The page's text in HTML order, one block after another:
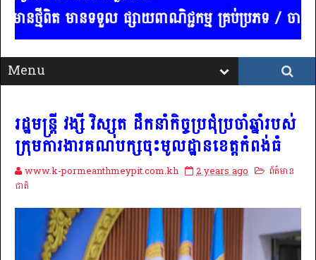
នទទួល ផ្សាយពាណិជ្ជកម្ម គ្រប់ប្រភទ / ចាងហ្វាងក
រដ្ឋមន្ត្រី វង្សី វិស្សុត ដឹកនាំកិច្ចប្រជុំប្រចាំឆ្នាំរបស់
ក្រុមការងារគណបក្សចុះមូលដ្ឋានខេត្តកំពង់ធំ
www.k-pormeanthmeypit.com.kh 2 years ago
ព័ត៌មាន
ជាតិ